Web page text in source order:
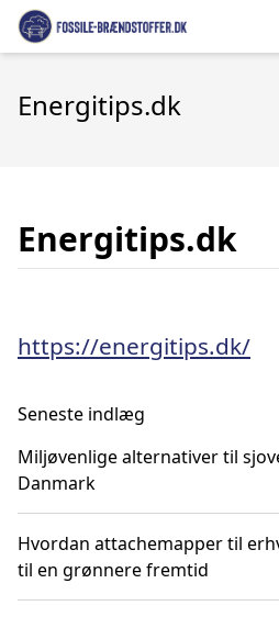
Energitips.dk
Energitips.dk
https://energitips.dk/
Seneste indlæg
Miljøvenlige alternativer til
Danmark
Hvordan attachemapper til
til en grønnere fremtid